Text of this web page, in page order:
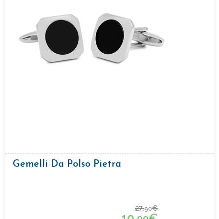
Gemelli Da Polso Pietra
27,90€